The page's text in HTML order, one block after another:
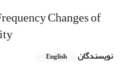
Changes of
نویسندگان English